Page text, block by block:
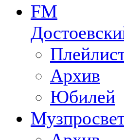
FM
Архив
Юбилей